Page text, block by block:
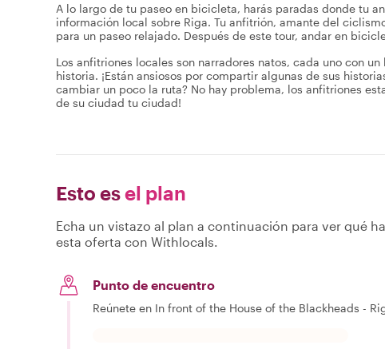
A lo largo de tu paseo en bicicleta, harás paradas donde tu
información local sobre Riga. Tu anfitrión, amante del
para un paseo relajado. Después de este tour, andar en
Los anfitriones locales son narradores natos, cada uno con
historia. ¡Están ansiosos por compartir algunas de sus
cambiar un poco la ruta? No hay problema, los anfitriones
de su ciudad tu ciudad!
Esto esel plan
Echa un vistazo al plan a continuación para ver qué
esta oferta con Withlocals.
Punto de encuentro
Reúnete en In front of the House of the Blackheads -